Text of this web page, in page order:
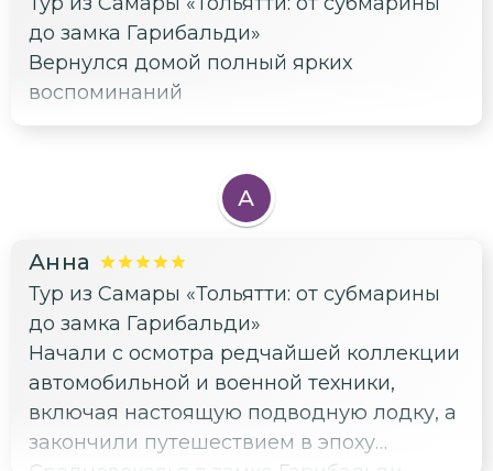
организацию комфортного маршрута!
до замка Гарибальди»
Вернулся домой полный ярких
воспоминаний
А
Анна
Тур из Самары «Тольятти: от субмарины
до замка Гарибальди»
Начали с осмотра редчайшей коллекции
автомобильной и военной техники,
включая настоящую подводную лодку, а
закончили путешествием в эпоху